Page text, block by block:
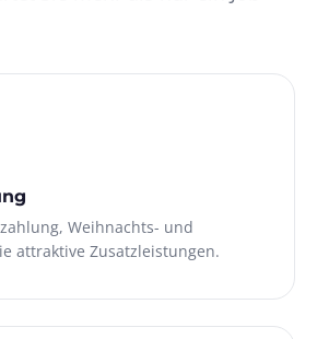
Weihnachts- und
attraktive Zusatzleistungen.